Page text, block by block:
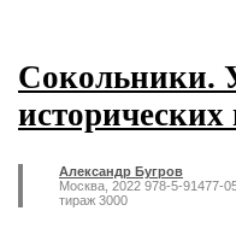
Сокольники.
Александр Бугров
Москва, 2022 978-5-91477-
тираж 3000